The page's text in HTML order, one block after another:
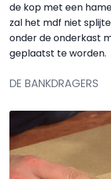
de kop met een
zal het mdf niet
onder de onderkast
geplaatst te worden.
DE BANKDRAGERS